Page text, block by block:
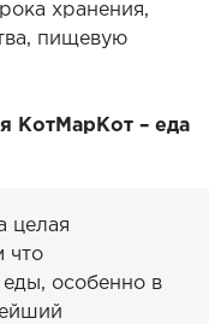
хранения,
пищевую
КотМарКот – еда
целая
что
особенно в